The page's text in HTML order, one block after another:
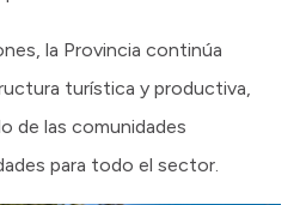
la Provincia continúa
turística y productiva,
de las comunidades
para todo el sector.